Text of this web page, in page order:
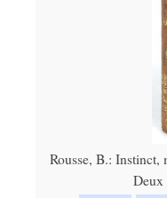
Rousse, B.: Instinct,
Deux